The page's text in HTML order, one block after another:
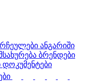
რჩეულები ანგარიში
ბრენდები
დოკუმენტები